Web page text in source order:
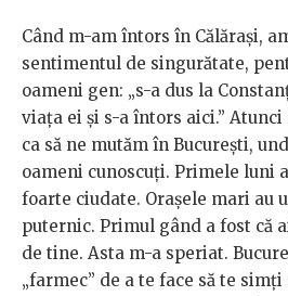
Când m-am întors în Călărași,
sentimentul de singurătate,
oameni gen: „s-a dus la
viața ei și s-a întors aici.”
ca să ne mutăm în București,
oameni cunoscuți. Primele luni
foarte ciudate. Orașele mari au
puternic. Primul gând a fost că
de tine. Asta m-a speriat.
„farmec” de a te face să te